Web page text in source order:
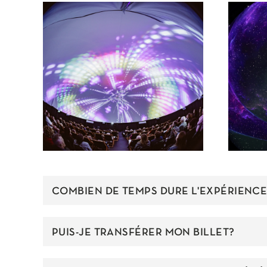
COMBIEN DE TEMPS DURE
PUIS-JE TRANSFÉRER MON BILLET?